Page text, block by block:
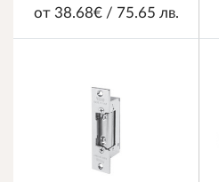
от 38.68€ / 75.65 лв.